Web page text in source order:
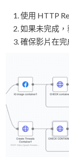
使用 HTTP
如果未完成，
確保影片在完